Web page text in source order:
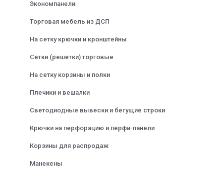
Экономпанели
Торговая мебель из ДСП
На сетку крючки и кронштейны
Сетки (решетки) торговые
На сетку корзины и полки
Плечики и вешалки
Светодиодные вывески и бегущие строки
Крючки на перфорацию и перфи-панели
Корзины для распродаж
Манекены